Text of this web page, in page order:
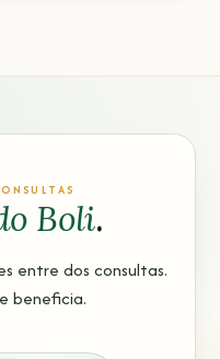
Boli.
entre dos consultas.
beneficia.